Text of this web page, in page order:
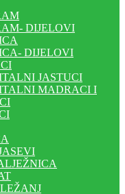
DIJELOVI
DIJELOVI
JASTUCI
MADRACI I